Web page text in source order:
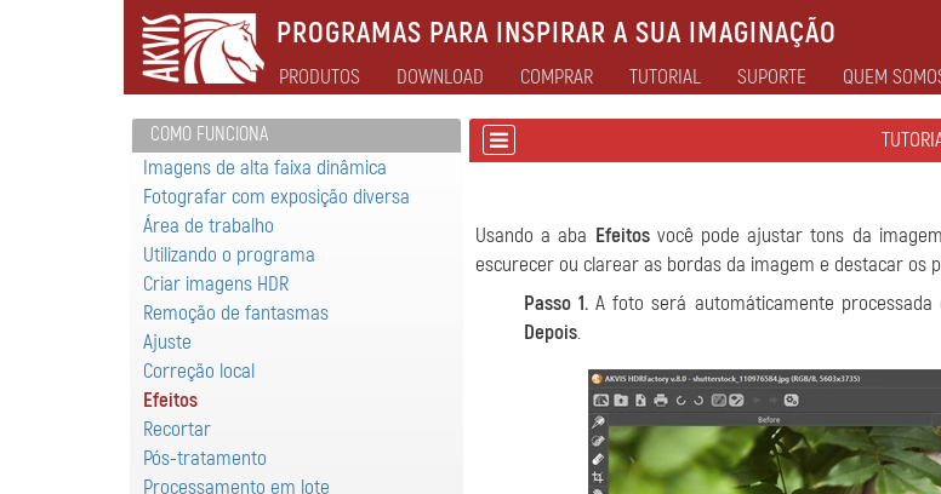
PROGRAMAS PARA INSPIRAR A SUA IMAGINAÇÃO
PRODUTOS DOWNLOAD COMPRAR TUTORIAL SUPORTE QUEM
COMO FUNCIONA
Imagens de alta faixa dinâmica
Fotografar com exposição diversa
Área de trabalho
Utilizando o programa
Criar imagens HDR
Remoção de fantasmas
Ajuste
Correção local
Efeitos
Recortar
Pós-tratamento
Processamento em lote
Usando a aba Efeitosvocê pode ajustar tons da
escurecer ou clarear as bordas da imagem e destacar os
Passo 1. A foto será automáticamente
Depois.